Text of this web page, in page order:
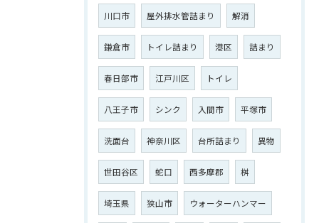
川口市 屋外排水管詰まり 解消
鎌倉市 トイレ詰まり 港区 詰まり
春日部市 江戸川区 トイレ
八王子市 シンク 入間市 平塚市
洗面台 神奈川区 台所詰まり 異物
世田谷区 蛇口 西多摩郡 桝
埼玉県 狭山市 ウォーターハンマー